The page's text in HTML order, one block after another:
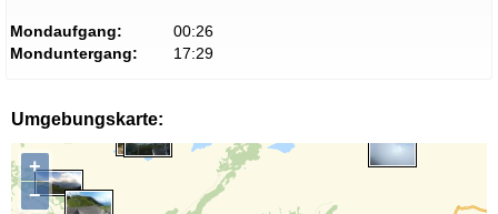
Mondaufgang:
00:26
Monduntergang:
17:29
Umgebungskarte:
+
−